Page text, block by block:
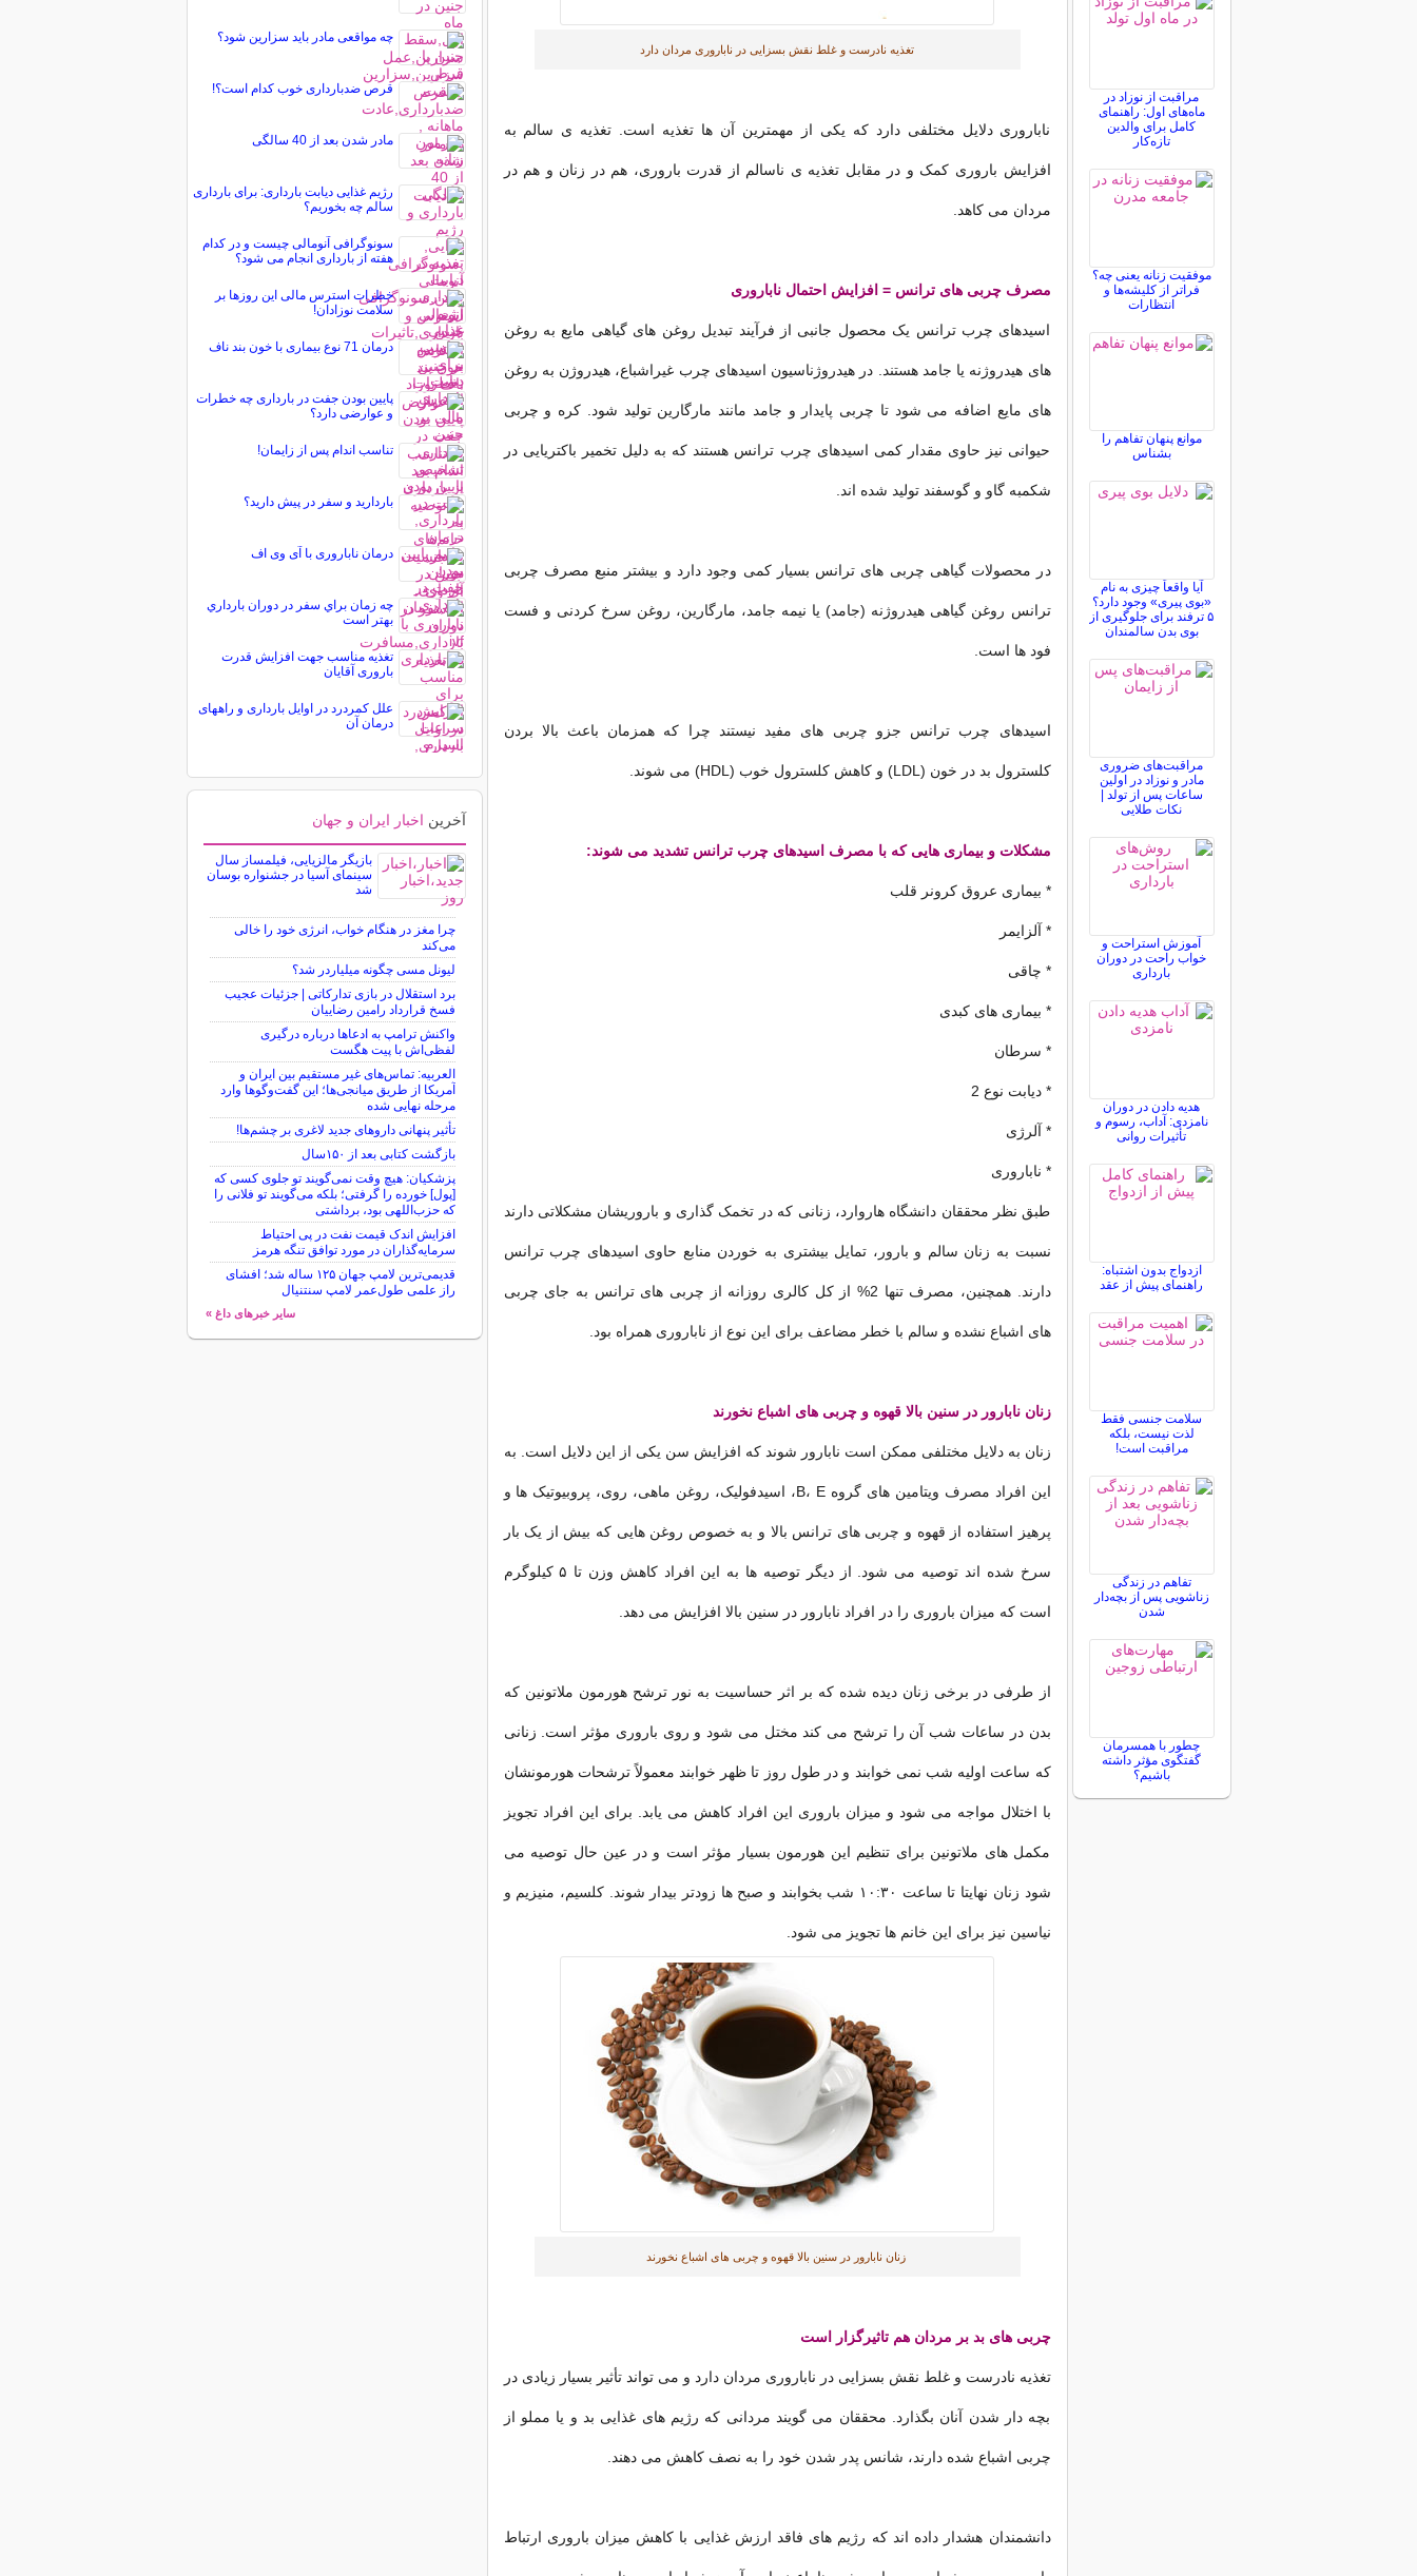
تغذیه نادرست و غلط نقش بسزایی در ناباروری مردان دارد
ناباروری دلایل مختلفی دارد که یکی از مهمترین آن ها تغذیه است. تغذیه ی سالم به
افزایش باروری کمک و در مقابل تغذیه ی ناسالم از قدرت باروری، هم در زنان و هم در
مردان می کاهد.
مصرف چربی های ترانس = افزایش احتمال ناباروری
اسیدهای چرب ترانس یک محصول جانبی از فرآیند تبدیل روغن های گیاهی مایع به روغن
های هیدروژنه یا جامد هستند. در هیدروژناسیون اسیدهای چرب غیراشباع، هیدروژن به روغن
های مایع اضافه می شود تا چربی پایدار و جامد مانند مارگارین تولید شود. کره و چربی
حیوانی نیز حاوی مقدار کمی اسیدهای چرب ترانس هستند که به دلیل تخمیر باکتریایی در
شکمبه گاو و گوسفند تولید شده اند.
در محصولات گیاهی چربی های ترانس بسیار کمی وجود دارد و بیشتر منبع مصرف چربی
ترانس روغن گیاهی هیدروژنه (جامد) یا نیمه جامد، مارگارین، روغن سرخ کردنی و فست
فود ها است.
اسیدهای چرب ترانس جزو چربی های مفید نیستند چرا که همزمان باعث بالا بردن
کلسترول بد در خون (LDL) و کاهش کلسترول خوب (HDL) می شوند.
مشکلات و بیماری هایی که با مصرف اسیدهای چرب ترانس تشدید می شوند:
* بیماری عروق کرونر قلب
* آلزایمر
* چاقی
* بیماری های کبدی
* سرطان
* دیابت نوع 2
* آلرژی
* ناباروری
طبق نظر محققان دانشگاه هاروارد، زنانی که در تخمک گذاری و باروریشان مشکلاتی دارند
نسبت به زنان سالم و بارور، تمایل بیشتری به خوردن منابع حاوی اسیدهای چرب ترانس
دارند. همچنین، مصرف تنها 2% از کل کالری روزانه از چربی های ترانس به جای چربی
های اشباع نشده و سالم با خطر مضاعف برای این نوع از ناباروری همراه بود.
زنان نابارور در سنین بالا قهوه و چربی های اشباع نخورند
زنان به دلایل مختلفی ممکن است نابارور شوند که افزایش سن یکی از این دلایل است. به
این افراد مصرف ویتامین های گروه B، E، اسیدفولیک، روغن ماهی، روی، پروبیوتیک ها و
پرهیز استفاده از قهوه و چربی های ترانس بالا و به خصوص روغن هایی که بیش از یک بار
سرخ شده اند توصیه می شود. از دیگر توصیه ها به این افراد کاهش وزن تا ۵ کیلوگرم
است که میزان باروری را در افراد نابارور در سنین بالا افزایش می دهد.
از طرفی در برخی زنان دیده شده که بر اثر حساسیت به نور ترشح هورمون ملاتونین که
بدن در ساعات شب آن را ترشح می کند مختل می شود و روی باروری مؤثر است. زنانی
که ساعت اولیه شب نمی خوابند و در طول روز تا ظهر خوابند معمولاً ترشحات هورمونشان
با اختلال مواجه می شود و میزان باروری این افراد کاهش می یابد. برای این افراد تجویز
مکمل های ملاتونین برای تنظیم این هورمون بسیار مؤثر است و در عین حال توصیه می
شود زنان نهایتا تا ساعت ١٠:٣٠ شب بخوابند و صبح ها زودتر بیدار شوند. کلسیم، منیزیم و
نیاسین نیز برای این خانم ها تجویز می شود.
زنان نابارور در سنین بالا قهوه و چربی های اشباع نخورند
چربی های بد بر مردان هم تاثیرگزار است
تغذیه نادرست و غلط نقش بسزایی در ناباروری مردان دارد و می تواند تأثیر بسیار زیادی در
بچه دار شدن آنان بگذارد. محققان می گویند مردانی که رژیم های غذایی بد و یا مملو از
چربی اشباع شده دارند، شانس پدر شدن خود را به نصف کاهش می دهند.
دانشمندان هشدار داده اند که رژیم های فاقد ارزش غذایی با کاهش میزان باروری ارتباط
مراقبت از نوزاد در
ماه‌های اول: راهنمای
کامل برای والدین
تازه‌کار
موفقیت زنانه یعنی چه؟
فراتر از کلیشه‌ها و
انتظارات
موانع پنهان تفاهم را
بشناس
آیا واقعاً چیزی به نام
«بوی پیری» وجود دارد؟
۵ ترفند برای جلوگیری از
بوی بدن سالمندان
مراقبت‌های ضروری
مادر و نوزاد در اولین
ساعات پس از تولد |
نکات طلایی
آموزش استراحت و
خواب راحت در دوران
بارداری
هدیه دادن در دوران
نامزدی: آداب، رسوم و
تأثیرات روانی
ازدواج بدون اشتباه:
راهنمای پیش از عقد
سلامت جنسی فقط
لذت نیست، بلکه
مراقبت است!
تفاهم در زندگی
زناشویی پس از بچه‌دار
شدن
چطور با همسرمان
گفتگوی مؤثر داشته
باشیم؟
چه مواقعی مادر باید سزارین شود؟
قرص‌ ضدبارداری خوب کدام است؟!
مادر شدن بعد از 40 سالگی
رژیم غذایی دیابت بارداری: برای بارداری
سالم چه بخوریم؟
سونوگرافی آنومالی چیست و در کدام
هفته از بارداری انجام می شود؟
خطرات استرس مالی این روزها بر
سلامت نوزادان!
درمان 71 نوع بیماری با خون بند ناف
پایین بودن جفت در بارداری چه خطرات
و عوارضی دارد؟
تناسب اندام پس از زایمان!
بارداريد و سفر در پيش داريد؟
درمان ناباروری با آی وی اف
چه زمان براي سفر در دوران بارداري
بهتر است
تغذیه مناسب جهت افزایش قدرت
باروری آقایان
علل کمردرد در اوایل بارداری و راههای
درمان آن
آخرین اخبار ایران و جهان
بازیگر مالزیایی، فیلمساز سال
سینمای آسیا در جشنواره بوسان
شد
چرا مغز در هنگام خواب، انرژی خود را خالی
می‌کند
لیونل مسی چگونه میلیاردر شد؟
برد استقلال در بازی تدارکاتی | جزئیات عجیب
فسخ قرارداد رامین رضاییان
واکنش ترامپ به ادعاها درباره درگیری
لفظی‌اش با پیت هگست
العربیه: تماس‌های غیر مستقیم بین ایران و
آمریکا از طریق میانجی‌ها؛ این گفت‌و‌گو‌ها وارد
مرحله نهایی شده
تأثیر پنهانی داروهای جدید لاغری بر چشم‌ها!
بازگشت کتابی بعد از ۱۵۰سال
پزشکیان: هیچ وقت نمی‌گویند تو جلوی کسی که
[پول] خورده را گرفتی؛ بلکه می‌گویند تو فلانی را
که حزب‌اللهی بود، برداشتی
افزایش اندک قیمت نفت در پی احتیاط
سرمایه‌گذاران در مورد توافق تنگه هرمز
قدیمی‌ترین لامپ جهان ۱۲۵ ساله شد؛ افشای
راز علمی طول‌عمر لامپ سنتنیال
سایر خبرهای داغ »